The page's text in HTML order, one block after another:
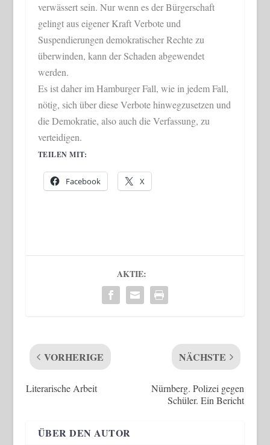
verwässert sein. Nur wenn es der Bürgerschaft
gelingt aus eigener Kraft Verbote und
Suspendierungen demokratischer Rechte zu
überwinden, kann der Schaden abgewendet
werden.
Es ist daher im Hamburger Fall, wie in jedem Fall,
nötig, sich über diese Verbote hinwegzusetzen und
die Demokratie, also auch die Verfassung, zu
verteidigen.
TEILEN MIT:
Facebook X
AKTIE:
VORHERIGE
Literarische Arbeit
NÄCHSTE
Nürnberg. Polizei gegen
Schüler. Ein Bericht
ÜBER DEN AUTOR